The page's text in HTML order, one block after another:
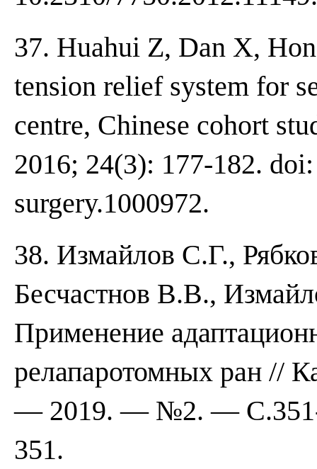
37. Huahui Z, Dan X,
tension relief system for
centre, Chinese cohort
2016; 24(3): 177-182.
surgery.1000972.
38. Измайлов С.Г.,
Бесчастнов В.В.,
Применение
релапаротомных ран //
— 2019. — №2. — С.351-
351.